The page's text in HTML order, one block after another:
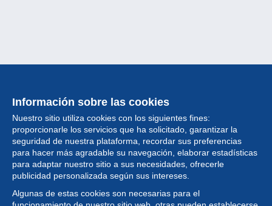
Información sobre las cookies
Nuestro sitio utiliza cookies con los siguientes fines:
proporcionarle los servicios que ha solicitado, garantizar la
seguridad de nuestra plataforma, recordar sus preferencias
para hacer más agradable su navegación, elaborar estadísticas
para adaptar nuestro sitio a sus necesidades, ofrecerle
publicidad personalizada según sus intereses.
Algunas de estas cookies son necesarias para el
Colección
Noticias